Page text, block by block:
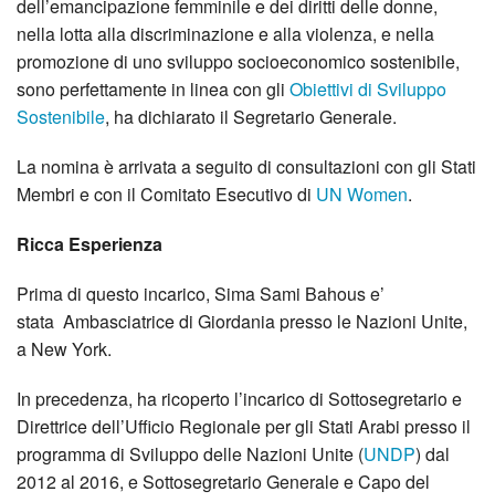
dell’emancipazione femminile e dei diritti delle donne,
nella lotta alla discriminazione e alla violenza, e nella
promozione di uno sviluppo socioeconomico sostenibile,
sono perfettamente in linea con gli Obiettivi di Sviluppo
Sostenibile, ha dichiarato il Segretario Generale.
La nomina è arrivata a seguito di consultazioni con gli Stati
Membri e con il Comitato Esecutivo di UN Women.
Ricca Esperienza
Prima di questo incarico, Sima Sami Bahous e’
stata Ambasciatrice di Giordania presso le Nazioni Unite,
a New York.
In precedenza, ha ricoperto l’incarico di Sottosegretario e
Direttrice dell’Ufficio Regionale per gli Stati Arabi presso il
programma di Sviluppo delle Nazioni Unite (UNDP) dal
2012 al 2016, e Sottosegretario Generale e Capo del